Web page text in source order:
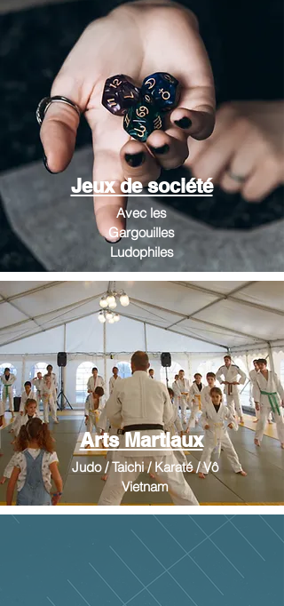
Jeux de société
Avec les
Gargouilles
Ludophiles
Arts Martiaux
Judo / Taichi / Karaté / Vô
Vietnam